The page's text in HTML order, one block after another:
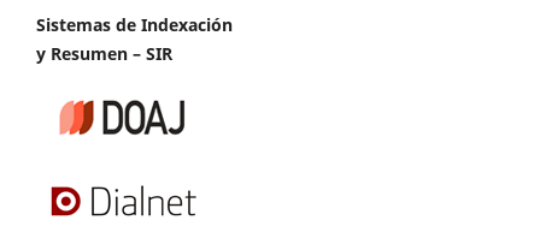
Sistemas de Indexación
y Resumen – SIR